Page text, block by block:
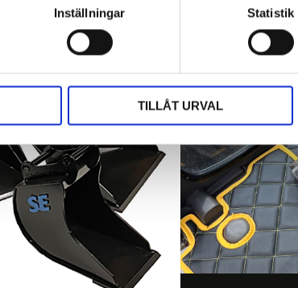
Inställningar Statistik
TILLÅT URVAL